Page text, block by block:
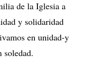
de la Iglesia a
y solidaridad
en unidad-y
soledad.